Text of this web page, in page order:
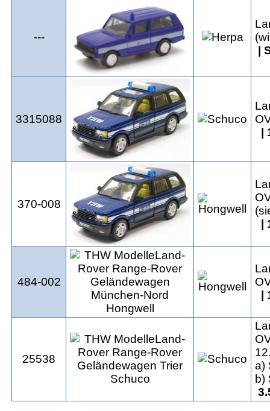
---
|
3315088
|
370-008
|
484-002
|
25538
a)
b)